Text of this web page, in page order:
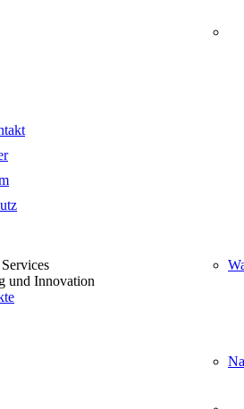
und Innovation